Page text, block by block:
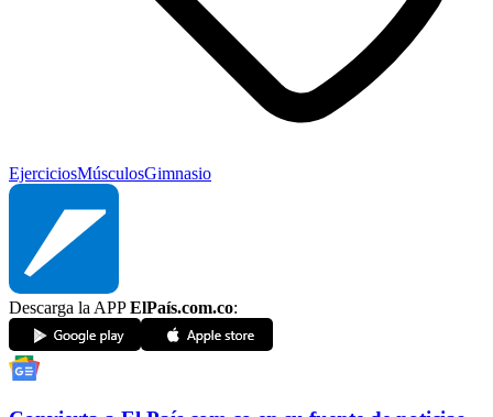
EjerciciosMúsculosGimnasio
Descarga la APPElPaís.com.co: